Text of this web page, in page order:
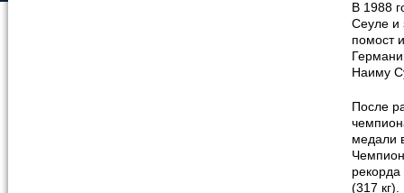
В 1988
Сеуле и
помост
Наиму
После
медали
(317 кг).